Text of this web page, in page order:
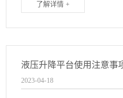
了解详情 +
液压升降平台使用注意事
2023-04-18